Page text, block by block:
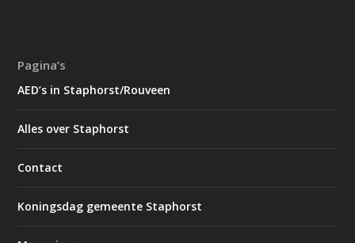
Pagina’s
AED’s in Staphorst/Rouveen
Alles over Staphorst
Contact
Koningsdag gemeente Staphorst